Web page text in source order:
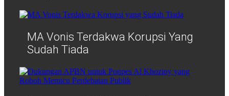
MA Vonis Terdakwa Korupsi Yang
Sudah Tiada